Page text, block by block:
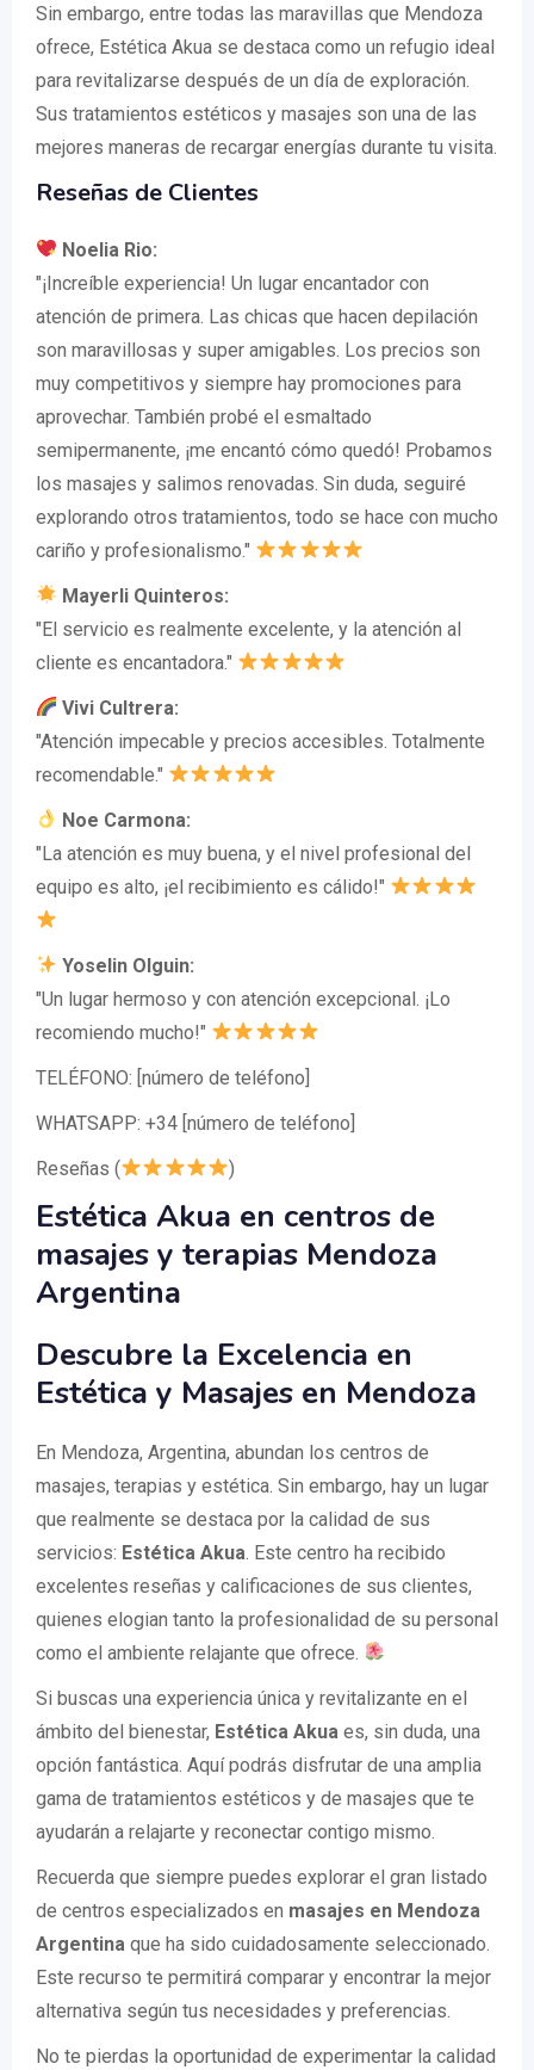
Sin embargo, entre todas las maravillas que Mendoza
ofrece, Estética Akua se destaca como un refugio ideal
para revitalizarse después de un día de exploración.
Sus tratamientos estéticos y masajes son una de las
mejores maneras de recargar energías durante tu visita.
Reseñas de Clientes
Noelia Rio:
"¡Increíble experiencia! Un lugar encantador con
atención de primera. Las chicas que hacen depilación
son maravillosas y super amigables. Los precios son
muy competitivos y siempre hay promociones para
aprovechar. También probé el esmaltado
semipermanente, ¡me encantó cómo quedó! Probamos
los masajes y salimos renovadas. Sin duda, seguiré
explorando otros tratamientos, todo se hace con mucho
cariño y profesionalismo."
Mayerli Quinteros:
"El servicio es realmente excelente, y la atención al
cliente es encantadora."
Vivi Cultrera:
"Atención impecable y precios accesibles. Totalmente
recomendable."
Noe Carmona:
"La atención es muy buena, y el nivel profesional del
equipo es alto, ¡el recibimiento es cálido!"
Yoselin Olguin:
"Un lugar hermoso y con atención excepcional. ¡Lo
recomiendo mucho!"
TELÉFONO: [número de teléfono]
WHATSAPP: +34 [número de teléfono]
Reseñas (
)
Estética Akua en centros de
masajes y terapias Mendoza
Argentina
Descubre la Excelencia en
Estética y Masajes en Mendoza
En Mendoza, Argentina, abundan los centros de
masajes, terapias y estética. Sin embargo, hay un lugar
que realmente se destaca por la calidad de sus
servicios: Estética Akua. Este centro ha recibido
excelentes reseñas y calificaciones de sus clientes,
quienes elogian tanto la profesionalidad de su personal
como el ambiente relajante que ofrece.
Si buscas una experiencia única y revitalizante en el
ámbito del bienestar, Estética Akua es, sin duda, una
opción fantástica. Aquí podrás disfrutar de una amplia
gama de tratamientos estéticos y de masajes que te
ayudarán a relajarte y reconectar contigo mismo.
Recuerda que siempre puedes explorar el gran listado
de centros especializados en masajes en Mendoza
Argentina que ha sido cuidadosamente seleccionado.
Este recurso te permitirá comparar y encontrar la mejor
alternativa según tus necesidades y preferencias.
No te pierdas la oportunidad de experimentar la calidad